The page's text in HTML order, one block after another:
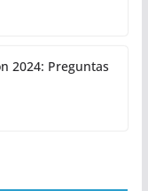
2024: Preguntas